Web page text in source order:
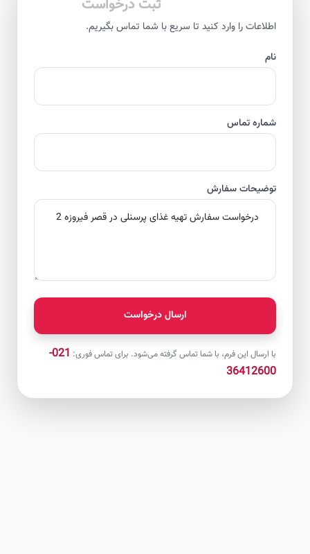
ثبت درخواست
اطلاعات را وارد کنید تا سریع با شما تماس بگیریم.
شماره تماس
توضیحات سفارش
ارسال درخواست
با ارسال این فرم، با شما تماس گرفته می‌شود. برای تماس فوری:
021-
36412600